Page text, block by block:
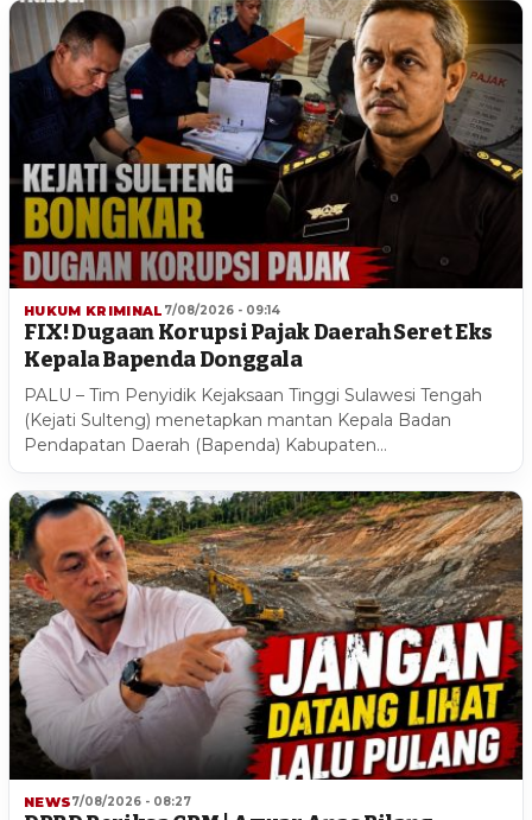
HUKUM KRIMINAL 7/08/2026 - 09:14
FIX! Dugaan Korupsi Pajak Daerah Seret Eks
Kepala Bapenda Donggala
PALU – Tim Penyidik Kejaksaan Tinggi Sulawesi Tengah
(Kejati Sulteng) menetapkan mantan Kepala Badan
Pendapatan Daerah (Bapenda) Kabupaten…
NEWS7/08/2026 - 08:27